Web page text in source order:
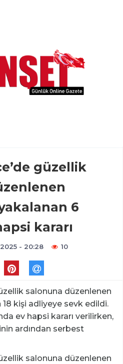
güzellik
6
kararı
- 20:28 10
salonuna düzenlenen
kişi adliyeye sevk edildi.
ev hapsi kararı verilirken,
ardından serbest
salonuna düzenlenen